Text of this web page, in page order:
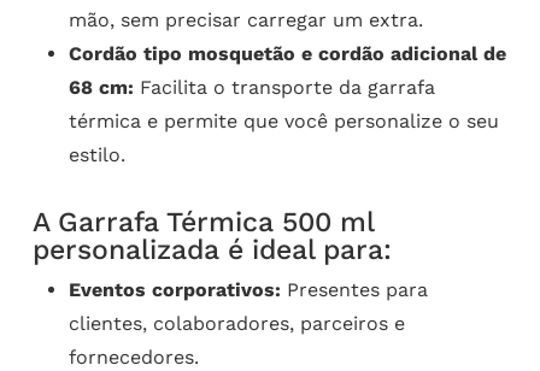
mão, sem precisar carregar um extra.
Cordão tipo mosquetão e cordão adicional de
68 cm: Facilita o transporte da garrafa
térmica e permite que você personalize o seu
estilo.
A Garrafa Térmica 500 ml
personalizada é ideal para:
Eventos corporativos: Presentes para
clientes, colaboradores, parceiros e
fornecedores.